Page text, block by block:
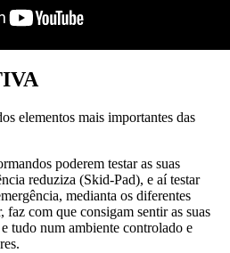
elementos mais importantes das
poderem testar as suas
reduziza (Skid-Pad), e aí testar
medianta os diferentes
faz com que consigam sentir as suas
tudo num ambiente controlado e